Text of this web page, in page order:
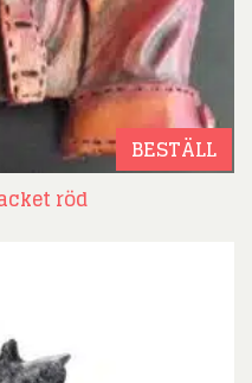
BESTÄLL
röd